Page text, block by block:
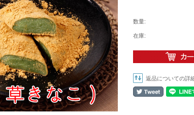
数量:
在庫:
返品についての詳